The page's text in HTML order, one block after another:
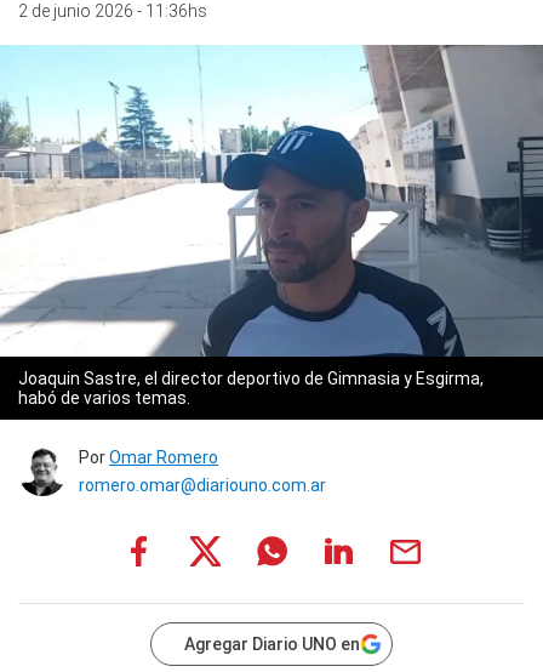
2 de junio 2026 - 11:36hs
Joaquin Sastre, el director deportivo de Gimnasia y Esgirma,
habó de varios temas.
PorOmar Romero
romero.omar@diariouno.com.ar
Agregar Diario UNO en